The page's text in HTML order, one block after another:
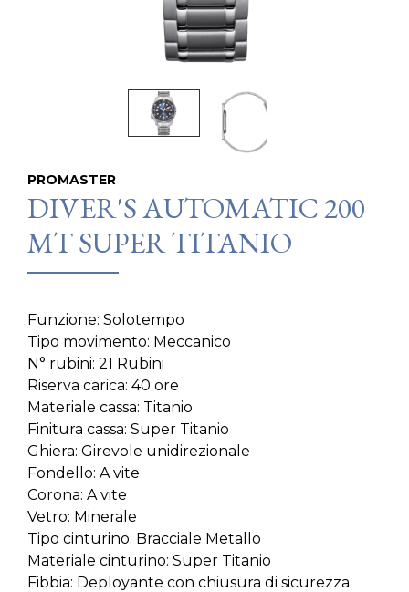
PROMASTER
DIVER'S AUTOMATIC 200
MT SUPER TITANIO
Funzione: Solotempo
Tipo movimento: Meccanico
N° rubini: 21 Rubini
Riserva carica: 40 ore
Materiale cassa: Titanio
Finitura cassa: Super Titanio
Ghiera: Girevole unidirezionale
Fondello: A vite
Corona: A vite
Vetro: Minerale
Tipo cinturino: Bracciale Metallo
Materiale cinturino: Super Titanio
Fibbia: Deployante con chiusura di sicurezza